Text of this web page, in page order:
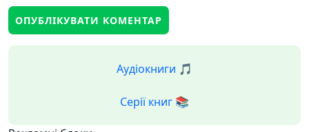
Аудіокниги 🎵
Серії книг 📚